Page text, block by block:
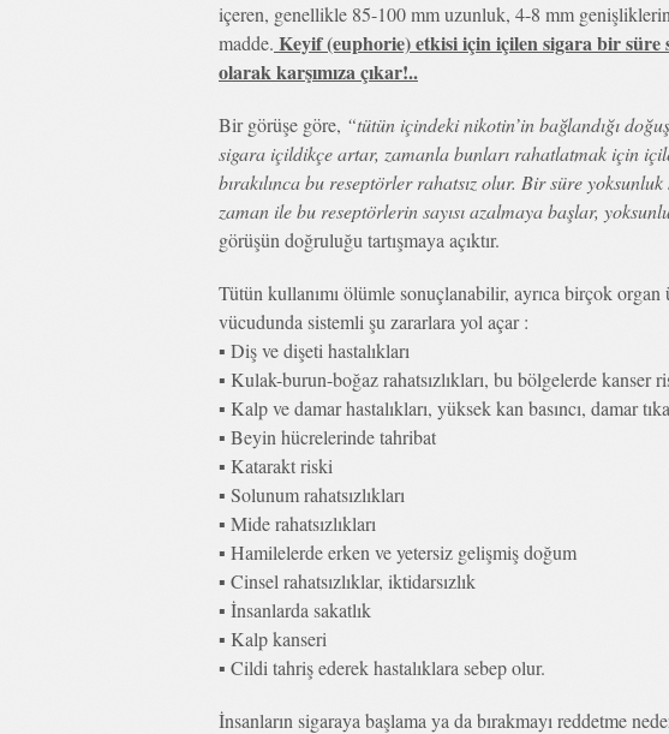
içeren, genellikle 85-100 mm uzunluk, 4-8 mm
madde. Keyif (euphorie) etkisi için içilen sigara bir
olarak karşımıza çıkar!..
Bir görüşe göre, “tütün içindeki nikotin’in bağlandığı
sigara içildikçe artar, zamanla bunları rahatlatmak için
bırakılınca bu reseptörler rahatsız olur. Bir süre
zaman ile bu reseptörlerin sayısı azalmaya başlar,
görüşün doğruluğu tartışmaya açıktır.
Tütün kullanımı ölümle sonuçlanabilir, ayrıca birçok
vücudunda sistemli şu zararlara yol açar :
▪ Diş ve dişeti hastalıkları
▪ Kulak-burun-boğaz rahatsızlıkları, bu bölgelerde kanser
▪ Kalp ve damar hastalıkları, yüksek kan basıncı, damar
▪ Beyin hücrelerinde tahribat
▪ Katarakt riski
▪ Solunum rahatsızlıkları
▪ Mide rahatsızlıkları
▪ Hamilelerde erken ve yetersiz gelişmiş doğum
▪ Cinsel rahatsızlıklar, iktidarsızlık
▪ İnsanlarda sakatlık
▪ Kalp kanseri
▪ Cildi tahriş ederek hastalıklara sebep olur.
İnsanların sigaraya başlama ya da bırakmayı reddetme